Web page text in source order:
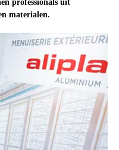
professionals uit
materialen.